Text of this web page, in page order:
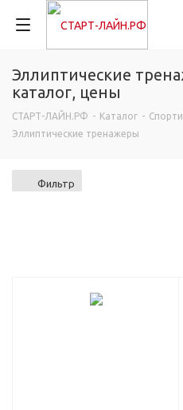
Эллиптические
каталог, цены
СТАРТ-ЛАЙН.РФ - Каталог -
Эллиптические тренажеры
Фильтр